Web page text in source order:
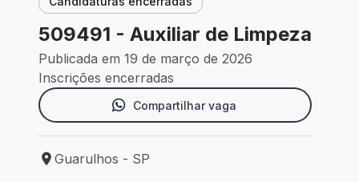
509491 - Auxiliar de Limpeza
Publicada em 19 de março de 2026
Inscrições encerradas
Compartilhar vaga
Local de trabalho: Guarulhos - SP
Guarulhos - SP